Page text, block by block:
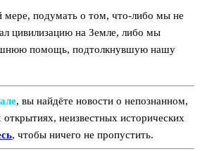
подумать о том, что-либо мы не
цивилизацию на Земле, либо мы
помощь, подтолкнувшую нашу
, вы найдёте новости о непознанном,
неизвестных исторических
, чтобы ничего не пропустить.